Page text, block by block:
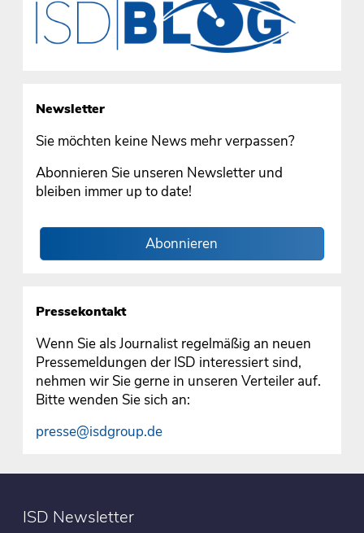
Newsletter
Sie möchten keine News mehr verpassen?
Abonnieren Sie unseren Newsletter und
bleiben immer up to date!
Abonnieren
Pressekontakt
Wenn Sie als Journalist regelmäßig an neuen
Pressemeldungen der ISD interessiert sind,
nehmen wir Sie gerne in unseren Verteiler auf.
Bitte wenden Sie sich an:
presse@isdgroup.de
ISD Newsletter